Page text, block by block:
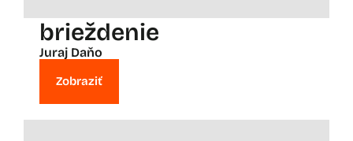
brieždenie
Juraj Daňo
Zobraziť